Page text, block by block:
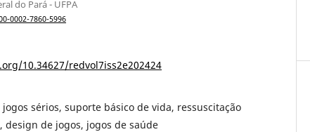
do Pará - UFPA
0002-7860-5996
10.34627/redvol7iss2e202424
jogos sérios, suporte básico de vida, ressuscitação
design de jogos, jogos de saúde